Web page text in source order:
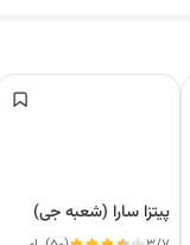
پیتزا سارا (شعبه جی)